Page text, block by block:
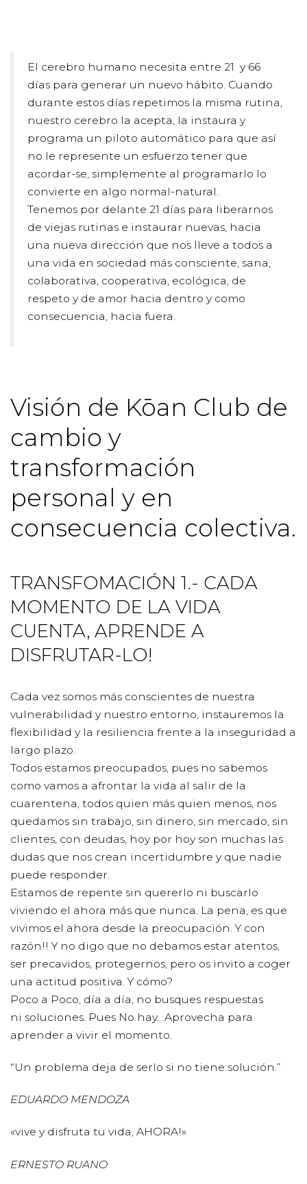
El cerebro humano necesita entre 21 y 66
días para generar un nuevo hábito. Cuando
durante estos días repetimos la misma rutina,
nuestro cerebro la acepta, la instaura y
programa un piloto automático para que así
no le represente un esfuerzo tener que
acordar-se, simplemente al programarlo lo
convierte en algo normal-natural.
Tenemos por delante 21 días para liberarnos
de viejas rutinas e instaurar nuevas, hacia
una nueva dirección que nos lleve a todos a
una vida en sociedad más consciente, sana,
colaborativa, cooperativa, ecológica, de
respeto y de amor hacia dentro y como
consecuencia, hacia fuera.
Visión de Kōan Club de
cambio y
transformación
personal y en
consecuencia colectiva.
TRANSFOMACIÓN 1.- CADA
MOMENTO DE LA VIDA
CUENTA, APRENDE A
DISFRUTAR-LO!
Cada vez somos más conscientes de nuestra
vulnerabilidad y nuestro entorno, instauremos la
flexibilidad y la resiliencia frente a la inseguridad a
largo plazo.
Todos estamos preocupados, pues no sabemos
como vamos a afrontar la vida al salir de la
cuarentena, todos quien más quien menos, nos
quedamos sin trabajo, sin dinero, sin mercado, sin
clientes, con deudas, hoy por hoy son muchas las
dudas que nos crean incertidumbre y que nadie
puede responder.
Estamos de repente sin quererlo ni buscarlo
viviendo el ahora más que nunca. La pena, es que
vivimos el ahora desde la preocupación. Y con
razón!! Y no digo que no debamos estar atentos,
ser precavidos, protegernos, pero os invito a coger
una actitud positiva. Y cómo?
Poco a Poco, día a día, no busques respuestas
ni soluciones. Pues No hay. Aprovecha para
aprender a vivir el momento.
“Un problema deja de serlo si no tiene solución.”
EDUARDO MENDOZA
«vive y disfruta tu vida, AHORA!»
ERNESTO RUANO